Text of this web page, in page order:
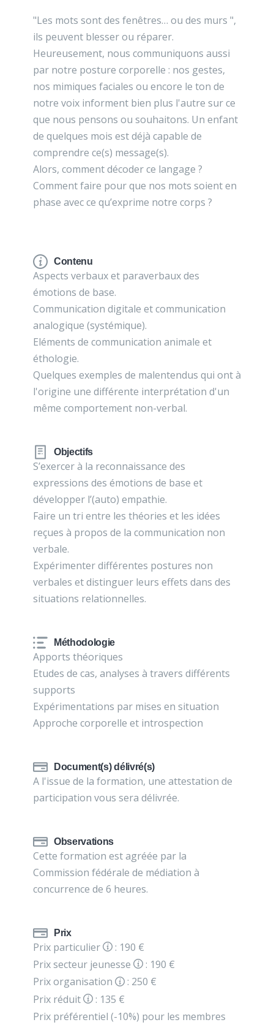
"Les mots sont des fenêtres… ou des murs ",
ils peuvent blesser ou réparer.
Heureusement, nous communiquons aussi
par notre posture corporelle : nos gestes,
nos mimiques faciales ou encore le ton de
notre voix informent bien plus l'autre sur ce
que nous pensons ou souhaitons. Un enfant
de quelques mois est déjà capable de
comprendre ce(s) message(s).
Alors, comment décoder ce langage ?
Comment faire pour que nos mots soient en
phase avec ce qu’exprime notre corps ?
Contenu
Aspects verbaux et paraverbaux des
émotions de base.
Communication digitale et communication
analogique (systémique).
Eléments de communication animale et
éthologie.
Quelques exemples de malentendus qui ont à
l'origine une différente interprétation d'un
même comportement non-verbal.
Objectifs
S’exercer à la reconnaissance des
expressions des émotions de base et
développer l’(auto) empathie.
Faire un tri entre les théories et les idées
reçues à propos de la communication non
verbale.
Expérimenter différentes postures non
verbales et distinguer leurs effets dans des
situations relationnelles.
Méthodologie
Apports théoriques
Etudes de cas, analyses à travers différents
supports
Expérimentations par mises en situation
Approche corporelle et introspection
Document(s) délivré(s)
A l'issue de la formation, une attestation de
participation vous sera délivrée.
Observations
Cette formation est agréée par la
Commission fédérale de médiation à
concurrence de 6 heures.
Prix
Prix particulier
: 190 €
Prix secteur jeunesse
: 190 €
Prix organisation
: 250 €
Prix réduit
: 135 €
Prix préférentiel (-10%) pour les membres